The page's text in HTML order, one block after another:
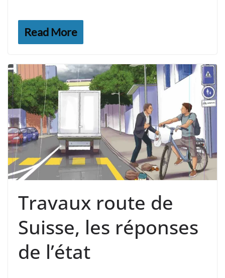
Read More
Travaux route de
Suisse, les réponses
de l’état